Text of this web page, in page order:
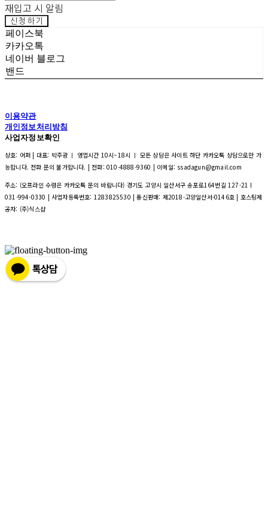
재입고 시 알림
신청하기
페이스북
카카오톡
네이버 블로그
밴드
이용약관
개인정보처리방침
사업자정보확인
상호: 어퍼 | 대표: 박주광 ㅣ 영업시간 10시~18시 ㅣ 모든 상담은 사이트 하단 카카오톡 상담으로만 가
능합니다. 전화 문의 불가합니다. | 전화: 010-4888-9360 | 이메일: ssadagun@gmail.com
주소: (오프라인 수령은 카카오톡 문의 바랍니다) 경기도 고양시 일산서구 송포로164번길 127-21 l
031-994-0330 | 사업자등록번호: 1283825530 | 통신판매: 제2018-고양일산서-0146호 | 호스팅제
공자: (주)식스샵